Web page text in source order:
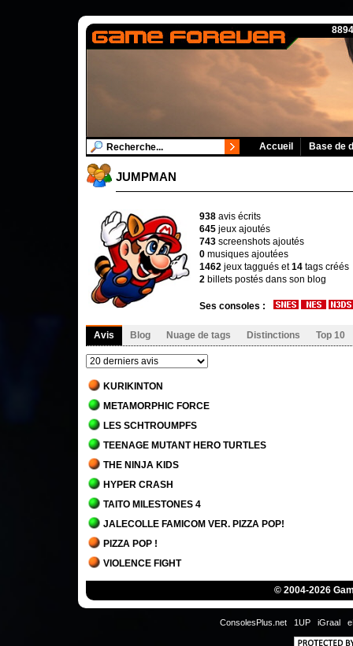
Accueil Base de
JUMPMAN
938 avis écrits
645 jeux ajoutés
743 screenshots ajoutés
0 musiques ajoutées
1462 jeux taggués et14 tags créés
2 billets postés dans son blog
Ses consoles :
Avis Blog Nuage de tags Distinctions Top 10
KURIKINTON
METAMORPHIC FORCE
LES SCHTROUMPFS
TEENAGE MUTANT HERO TURTLES
THE NINJA KIDS
HYPER CRASH
TAITO MILESTONES 4
JALECOLLE FAMICOM VER. PIZZA POP!
PIZZA POP !
VIOLENCE FIGHT
ZOOL
SUPER BACK TO THE FUTURE II
© 2004-2026
ConsolesPlus.net 1UP iGraal